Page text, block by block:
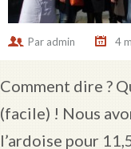
Par admin 4
Comment dire ?
(facile) ! Nous
l’ardoise pour